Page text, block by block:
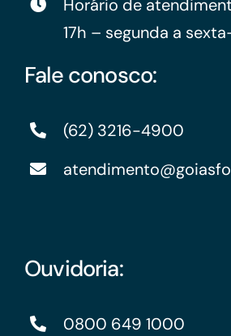
Horário de
17h – segunda a
Fale conosco:
(62) 3216-4900
Ouvidoria:
0800 649 1000